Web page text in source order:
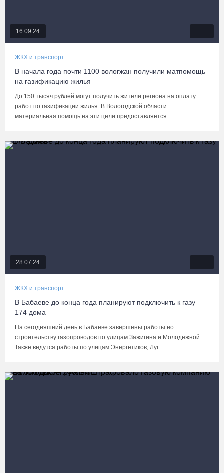
16.09.24
ЖКХ и транспорт
В начала года почти 1100 вологжан получили матпомощь
на газификацию жилья
До 150 тысяч рублей могут получить жители региона на оплату
работ по газификации жилья. В Вологодской области
материальная помощь на эти цели предоставляется...
28.07.24
ЖКХ и транспорт
В Бабаеве до конца года планируют подключить к газу
174 дома
На сегодняшний день в Бабаеве завершены работы но
строительству газопроводов по улицам Зажигина и Молодежной.
Также ведутся работы по улицам Энергетиков, Луг...